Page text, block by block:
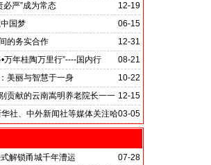
12-19
必严”成为常态
06-15
国梦
12-31
的务实合作
里会见中国艺术银行董事长、中外新
强先生并达成多项合作协议
08-21
万年桂陶万里行”----国内行
10-22
美丽与智慧于一身
12-15
贡献的云南嵩明养老院长一一
03-05
社、中外新闻社等媒体关注哈
07-28
解锁甬城千年漕运